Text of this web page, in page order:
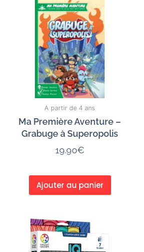
A partir de 4 ans
Ma Première Aventure –
Grabuge à Superopolis
19.90€
Ajouter au panier